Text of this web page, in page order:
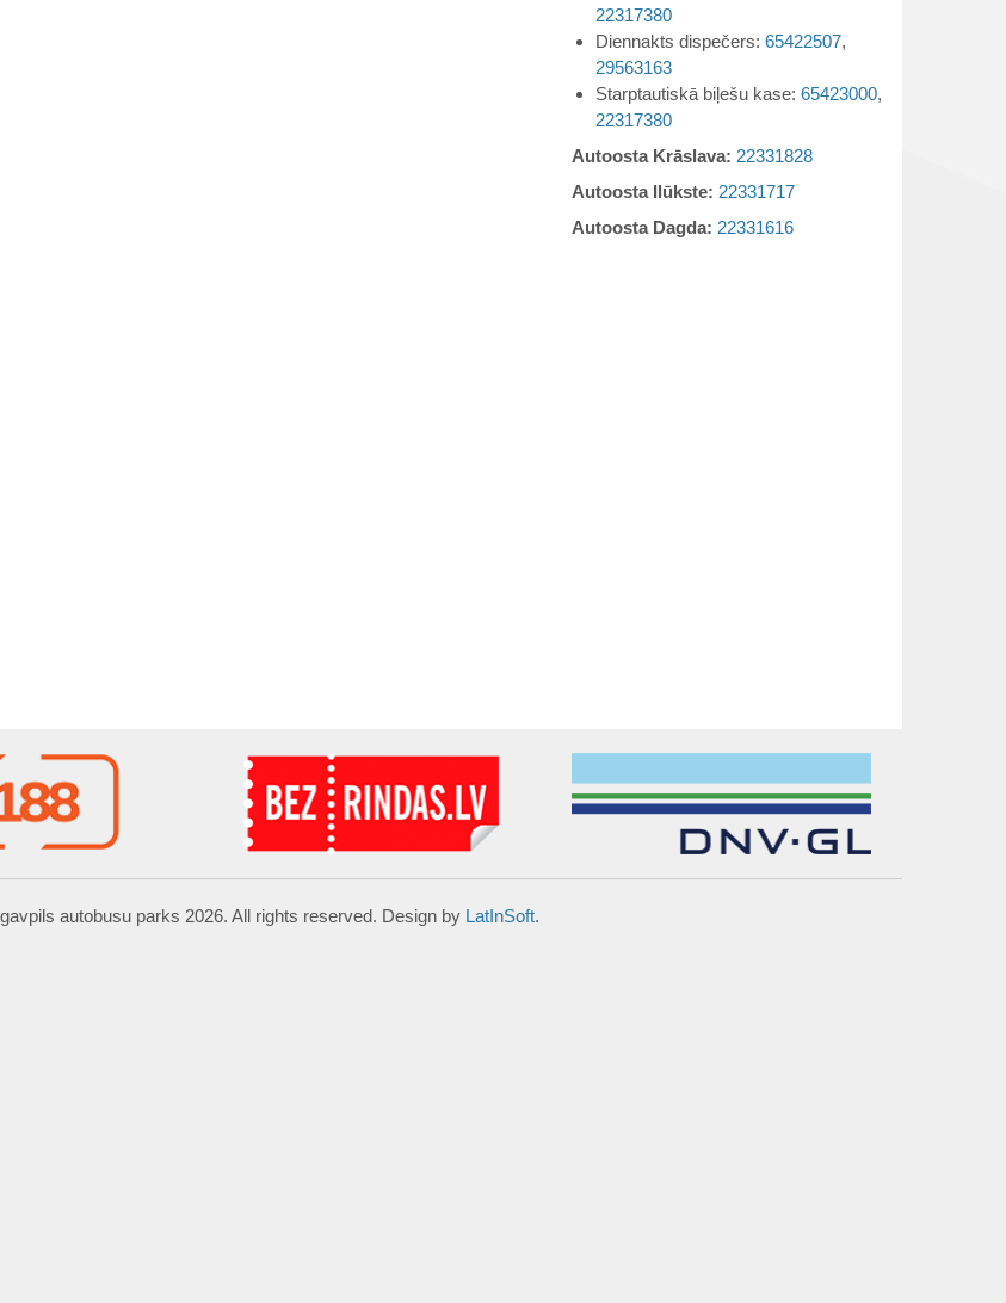
22317380
Diennakts dispečers: 65422507,
29563163
Starptautiskā biļešu kase: 65423000,
22317380
Autoosta Krāslava: 22331828
Autoosta Ilūkste: 22331717
Autoosta Dagda: 22331616
autobusu parks 2026. All rights reserved. Design by LatInSoft.